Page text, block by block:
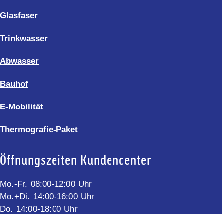
Glasfaser
Trinkwasser
Abwasser
Bauhof
E-Mobilität
Thermografie-Paket
Öffnungszeiten Kundencenter
Mo.-Fr. 08:00-12:00 Uhr
Mo.+Di. 14:00-16:00 Uhr
Do. 14:00-18:00 Uhr